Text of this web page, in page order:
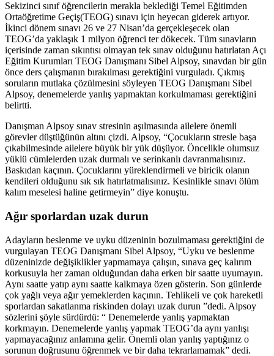
Sekizinci sınıf öğrencilerin merakla beklediği Temel Eğitimden
Ortaöğretime Geçiş(TEOG) sınavı için heyecan giderek artıyor.
İkinci dönem sınavı 26 ve 27 Nisan’da gerçekleşecek olan
TEOG’da yaklaşık 1 milyon öğrenci ter dökecek. Tüm sınavların
içerisinde zaman sıkıntısı olmayan tek sınav olduğunu hatırlatan Açı
Eğitim Kurumları TEOG Danışmanı Sibel Alpsoy, sınavdan bir gün
önce ders çalışmanın bırakılması gerektiğini vurguladı. Çıkmış
soruların mutlaka çözülmesini söyleyen TEOG Danışmanı Sibel
Alpsoy, denemelerde yanlış yapmaktan korkulmaması gerektiğini
belirtti.
Danışman Alpsoy sınav stresinin aşılmasında ailelere önemli
görevler düştüğünün altını çizdi. Alpsoy, “Çocukların stresle başa
çıkabilmesinde ailelere büyük bir yük düşüyor. Öncelikle olumsuz
yüklü cümlelerden uzak durmalı ve serinkanlı davranmalısınız.
Baskıdan kaçının. Çocuklarını yüreklendirmeli ve biricik olanın
kendileri olduğunu sık sık hatırlatmalısınız. Kesinlikle sınavı ölüm
kalım meselesi haline getirmeyin” diye konuştu.
Ağır sporlardan uzak durun
Adayların beslenme ve uyku düzeninin bozulmaması gerektiğini de
vurgulayan TEOG Danışmanı Sibel Alpsoy, “Uyku ve beslenme
düzeninizde değişiklikler yapmamaya çalışın, sınava geç kalırım
korkusuyla her zaman olduğundan daha erken bir saatte uyumayın.
Aynı saatte yatıp aynı saatte kalkmaya özen gösterin. Son günlerde
çok yağlı veya ağır yemeklerden kaçının. Tehlikeli ve çok hareketli
sporlardan sakatlanma riskinden dolayı uzak durun ”dedi. Alpsoy
sözlerini şöyle sürdürdü: “ Denemelerde yanlış yapmaktan
korkmayın. Denemelerde yanlış yapmak TEOG’da aynı yanlışı
yapmayacağınız anlamına gelir. Önemli olan yanlış yaptığınız o
sorunun doğrusunu öğrenmek ve bir daha tekrarlamamak” dedi.